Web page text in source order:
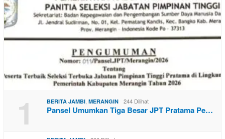
1 BERITA JAMBI, MERANGIN 244 Dilihat
Pansel Umumkan Tiga Besar JPT Pratama Pe…